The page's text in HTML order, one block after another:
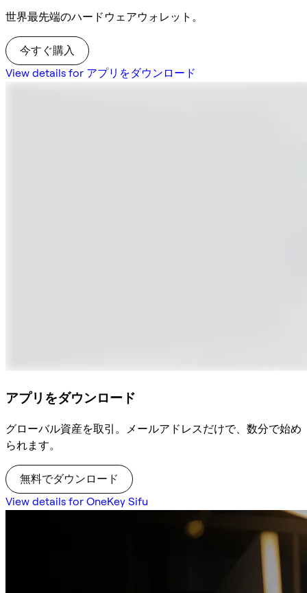
世界最先端のハードウェアウォレット。
今すぐ購入
View details for アプリをダウンロード
アプリをダウンロード
グローバル資産を取引。メールアドレスだけで、数分で始め
られます。
無料でダウンロード
View details for OneKey Sifu